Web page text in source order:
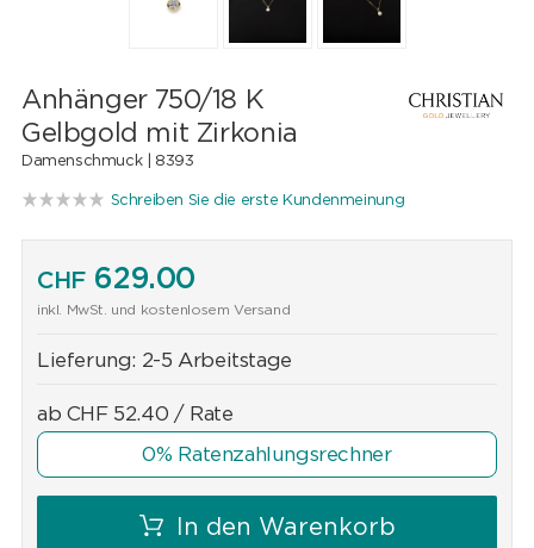
Anhänger 750/18 K
Gelbgold mit Zirkonia
Damenschmuck | 8393
Schreiben Sie die erste Kundenmeinung
CHF629.00
inkl. MwSt. und kostenlosem Versand
Lieferung: 2-5 Arbeitstage
ab CHF 52.40 / Rate
0% Ratenzahlungsrechner
In den Warenkorb